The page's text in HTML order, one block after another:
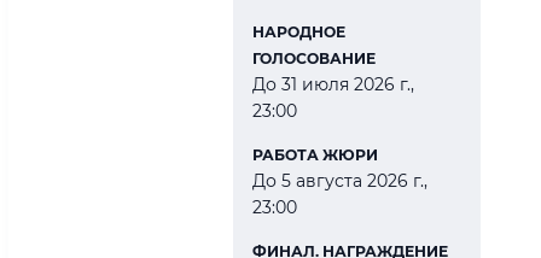
НАРОДНОЕ
ГОЛОСОВАНИЕ
До 31 июля 2026 г.,
23:00
РАБОТА ЖЮРИ
До 5 августа 2026 г.,
23:00
ФИНАЛ. НАГРАЖДЕНИЕ